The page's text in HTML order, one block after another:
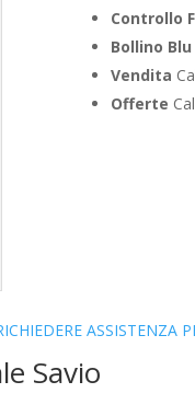
Controllo
Bollino Blu
Vendita
Offerte
ASSISTENZA
Savio